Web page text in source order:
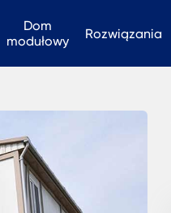
Dom
modułowy
Rozwiązania